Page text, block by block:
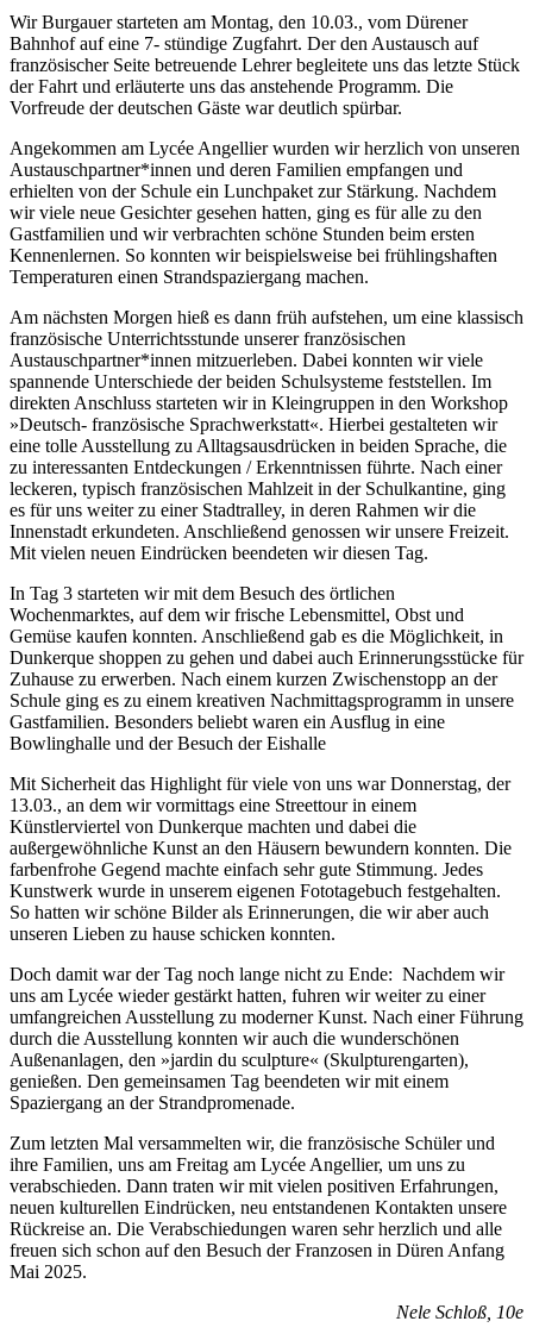
Wir Burgauer starteten am Montag, den 10.03., vom Dürener
Bahnhof auf eine 7- stündige Zugfahrt. Der den Austausch auf
französischer Seite betreuende Lehrer begleitete uns das letzte Stück
der Fahrt und erläuterte uns das anstehende Programm. Die
Vorfreude der deutschen Gäste war deutlich spürbar.
Angekommen am Lycée Angellier wurden wir herzlich von unseren
Austauschpartner*innen und deren Familien empfangen und
erhielten von der Schule ein Lunchpaket zur Stärkung. Nachdem
wir viele neue Gesichter gesehen hatten, ging es für alle zu den
Gastfamilien und wir verbrachten schöne Stunden beim ersten
Kennenlernen. So konnten wir beispielsweise bei frühlingshaften
Temperaturen einen Strandspaziergang machen.
Am nächsten Morgen hieß es dann früh aufstehen, um eine klassisch
französische Unterrichtsstunde unserer französischen
Austauschpartner*innen mitzuerleben. Dabei konnten wir viele
spannende Unterschiede der beiden Schulsysteme feststellen. Im
direkten Anschluss starteten wir in Kleingruppen in den Workshop
»Deutsch- französische Sprachwerkstatt«. Hierbei gestalteten wir
eine tolle Ausstellung zu Alltagsausdrücken in beiden Sprache, die
zu interessanten Entdeckungen / Erkenntnissen führte. Nach einer
leckeren, typisch französischen Mahlzeit in der Schulkantine, ging
es für uns weiter zu einer Stadtralley, in deren Rahmen wir die
Innenstadt erkundeten. Anschließend genossen wir unsere Freizeit.
Mit vielen neuen Eindrücken beendeten wir diesen Tag.
In Tag 3 starteten wir mit dem Besuch des örtlichen
Wochenmarktes, auf dem wir frische Lebensmittel, Obst und
Gemüse kaufen konnten. Anschließend gab es die Möglichkeit, in
Dunkerque shoppen zu gehen und dabei auch Erinnerungsstücke für
Zuhause zu erwerben. Nach einem kurzen Zwischenstopp an der
Schule ging es zu einem kreativen Nachmittagsprogramm in unsere
Gastfamilien. Besonders beliebt waren ein Ausflug in eine
Bowlinghalle und der Besuch der Eishalle
Mit Sicherheit das Highlight für viele von uns war Donnerstag, der
13.03., an dem wir vormittags eine Streettour in einem
Künstlerviertel von Dunkerque machten und dabei die
außergewöhnliche Kunst an den Häusern bewundern konnten. Die
farbenfrohe Gegend machte einfach sehr gute Stimmung. Jedes
Kunstwerk wurde in unserem eigenen Fototagebuch festgehalten.
So hatten wir schöne Bilder als Erinnerungen, die wir aber auch
unseren Lieben zu hause schicken konnten.
Doch damit war der Tag noch lange nicht zu Ende: Nachdem wir
uns am Lycée wieder gestärkt hatten, fuhren wir weiter zu einer
umfangreichen Ausstellung zu moderner Kunst. Nach einer Führung
durch die Ausstellung konnten wir auch die wunderschönen
Außenanlagen, den »jardin du sculpture« (Skulpturengarten),
genießen. Den gemeinsamen Tag beendeten wir mit einem
Spaziergang an der Strandpromenade.
Zum letzten Mal versammelten wir, die französische Schüler und
ihre Familien, uns am Freitag am Lycée Angellier, um uns zu
verabschieden. Dann traten wir mit vielen positiven Erfahrungen,
neuen kulturellen Eindrücken, neu entstandenen Kontakten unsere
Rückreise an. Die Verabschiedungen waren sehr herzlich und alle
freuen sich schon auf den Besuch der Franzosen in Düren Anfang
Mai 2025.
Nele Schloß, 10e